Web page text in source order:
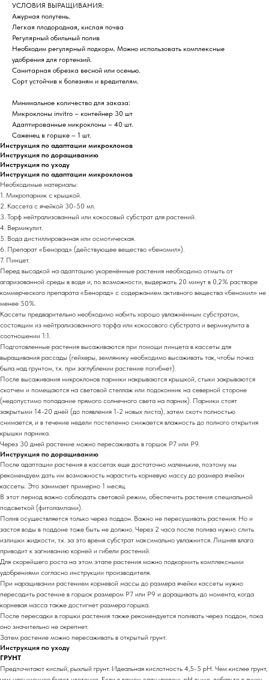
УСЛОВИЯ ВЫРАЩИВАНИЯ:
Ажурная полутень.
Легкая плодородная, кислая почва
Регулярный обильный полив
Необходим регулярный подкорм. Можно использовать комплексные
удобрения для гортензий.
Санитарная обрезка весной или осенью.
Сорт устойчив к болезням и вредителям.
Минимальное количество для заказа:
Микроклоны invitro – контейнер 30 шт
Адаптированные микроклоны – 40 шт.
Саженец в горшке – 1 шт.
Инструкция по адаптации микроклонов
Инструкция по доращиванию
Инструкция по уходу
Инструкция по адаптации микроклонов
Необходимые материалы:
1. Микропарник с крышкой.
2. Кассета с ячейкой 30-50 мл.
3. Торф нейтрализованный или кокосовый субстрат для растений.
4. Вермикулит.
5. Вода дистиллированная или осмотическая.
6. Препарат «Бенорад» (действующее вещество «беномил»).
7. Пинцет.
Перед высадкой на адаптацию укоренённые растения необходимо отмыть от
агаризованной среды в воде и, по возможности, выдержать 20 минут в 0,2% растворе
коммерческого препарата «Бенорад» с содержанием активного вещества «беномил» не
менее 50%.
Кассеты предварительно необходимо набить хорошо увлажнённым субстратом,
состоящим из нейтрализованного торфа или кокосового субстрата и вермикулита в
соотношении 1:1.
Подготовленные растения высаживаются при помощи пинцета в кассеты для
выращивания рассады (гейхеры, землянику необходимо высаживать так, чтобы почка
была над грунтом, т.к. при заглублении растение погибнет).
После высаживания микроклонов парники накрываются крышкой, стыки закрываются
скотчем и помещаются на световой стеллаж или подоконник на северной стороне
(недопустимо попадание прямого солнечного света на парник). Парники стоят
закрытыми 14-20 дней (до появления 1-2 новых листа), затем скотч полностью
снимается, и в течение недели постепенно снижается влажность до полного открытия
крышки парника.
Через 30 дней растение можно пересаживать в горшок Р7 или Р9.
Инструкция по доращиванию
После адаптации растения в кассетах еще достаточно маленькие, поэтому мы
рекомендуем дать им возможность нарастить корневую массу до размера ячейки
кассеты. Это занимает примерно 1 месяц.
В этот период важно соблюдать световой режим, обеспечить растения специальной
подсветкой (фитолампами).
Полив осуществляется только через поддон. Важно не пересушивать растения. Но и
застоя воды в поддоне тоже быть не должно. Через 2 часа после полива нужно слить
излишки жидкости, т.к. за это время субстрат максимально увлажнится. Лишняя влага
приводит к загниванию корней и гибели растений.
Для скорейшего роста на этом этапе растения можно подкормить комплексными
удобрениями согласно инструкции производителя.
При наращивании растением корневой массы до размера ячейки кассеты нужно
пересадить растение в горшок размером Р7 или Р9 и доращивать до момента, когда
корневая масса также достигнет размера горшка.
После пересадки в горшки растения также рекомендуется поливать через поддон, пока
оно значительно не окрепнет.
Затем растение можно пересаживать в открытый грунт.
Инструкция по уходу
ГРУНТ
Предпочитают кислый, рыхлый грунт. Идеальная кислотность 4,5-5 pH. Чем кислее грунт,